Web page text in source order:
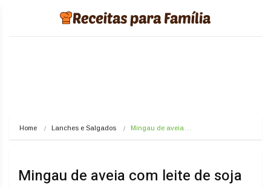
Home Lanches e Salgados Mingau de aveia…
Mingau de aveia com leite de soja